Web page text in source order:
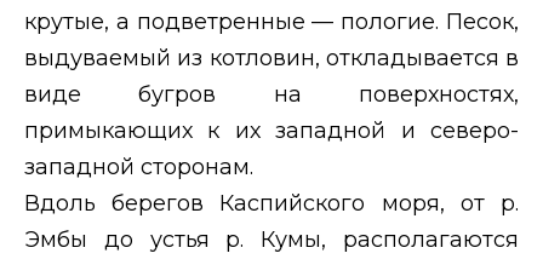
крутые, а подветренные — пологие. Песок,
выдуваемый из котловин, откладывается в
виде бугров на поверхностях,
примыкающих к их западной и северо-
западной сторонам.
Вдоль берегов Каспийского моря, от р.
Эмбы до устья р. Кумы, располагаются